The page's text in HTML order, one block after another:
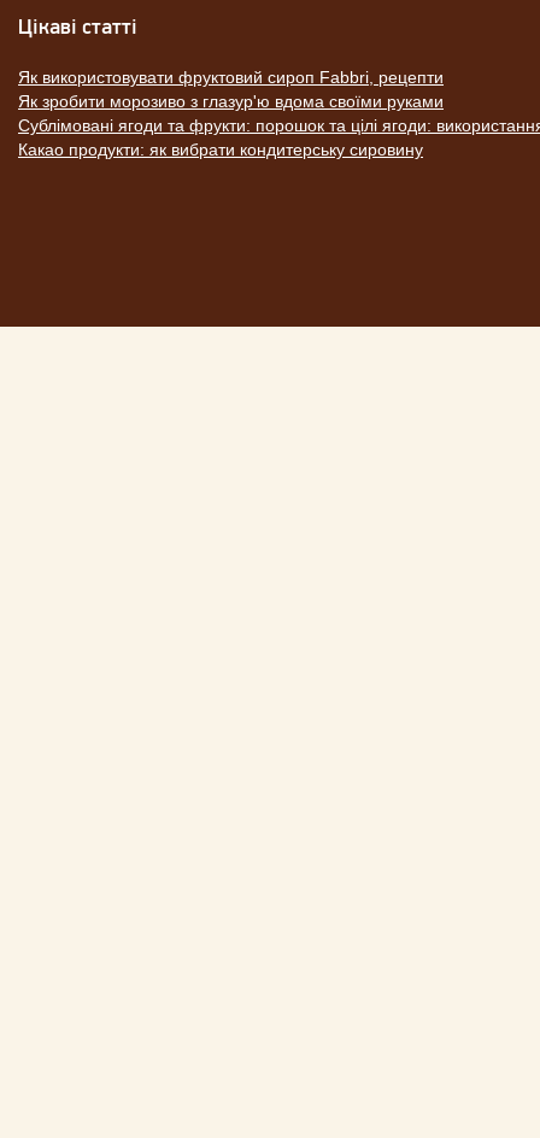
Цікаві статті
Як використовувати фруктовий сироп Fabbri, рецепти
Як зробити морозиво з глазур'ю вдома своїми руками
Сублімовані ягоди та фрукти: порошок та цілі ягоди:
Какао продукти: як вибрати кондитерську сировину